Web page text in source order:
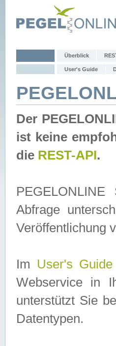
Überblick
User's Guide
Der
ist keine
die REST-API.
Abfrage
Veröffentlichung
Im User's Guide
Webservice in
unterstützt Sie
Datentypen.